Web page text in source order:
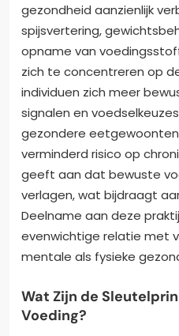
gezondheid aanzienlijk
spijsvertering,
opname van
zich te concentreren op
individuen zich meer
signalen en
gezondere
verminderd risico op
geeft aan dat bewuste
verlagen, wat bijdraagt
Deelname aan deze
evenwichtige relatie met
mentale als fysieke
Wat Zijn de
Voeding?